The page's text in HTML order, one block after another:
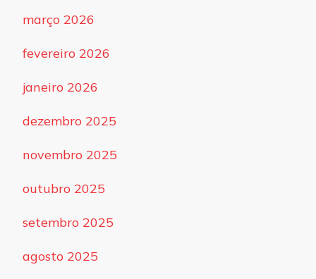
março 2026
fevereiro 2026
janeiro 2026
dezembro 2025
novembro 2025
outubro 2025
setembro 2025
agosto 2025